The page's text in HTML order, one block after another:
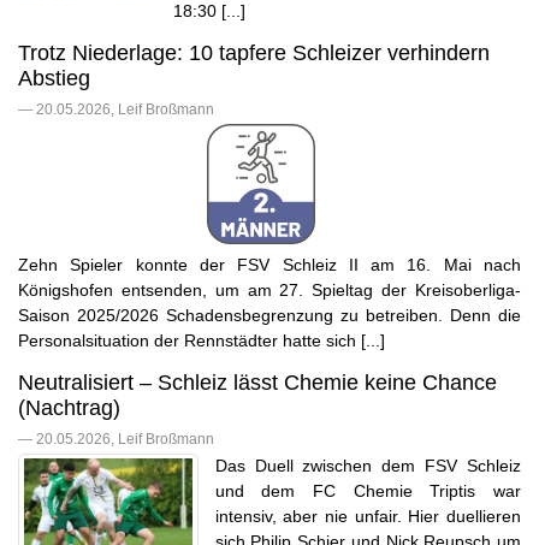
18:30 [...]
Trotz Niederlage: 10 tapfere Schleizer verhindern
Abstieg
— 20.05.2026, Leif Broßmann
Zehn Spieler konnte der FSV Schleiz II am 16. Mai nach
Königshofen entsenden, um am 27. Spieltag der Kreisoberliga-
Saison 2025/2026 Schadensbegrenzung zu betreiben. Denn die
Personalsituation der Rennstädter hatte sich [...]
Neutralisiert – Schleiz lässt Chemie keine Chance
(Nachtrag)
— 20.05.2026, Leif Broßmann
Das Duell zwischen dem FSV Schleiz
und dem FC Chemie Triptis war
intensiv, aber nie unfair. Hier duellieren